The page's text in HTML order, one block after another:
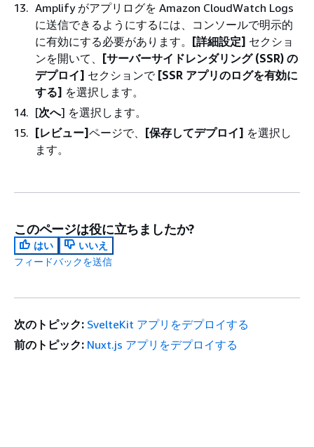
Amplify がアプリログを Amazon CloudWatch Logs
に送信できるようにするには、コンソールで明示的
に有効にする必要があります。
[詳細設定] セクショ
ンを開いて、
[サーバーサイドレンダリング (SSR) の
デプロイ] セクションで [SSR アプリのログを有効に
する] を選択します。
[次へ] を選択します。
[レビュー] ページで、 [保存してデプロイ] を選択し
ます。
このページは役に立ちましたか?
はい
いいえ
フィードバックを送信
次のトピック: SvelteKit アプリをデプロイする
前のトピック: Nuxt.js アプリをデプロイする